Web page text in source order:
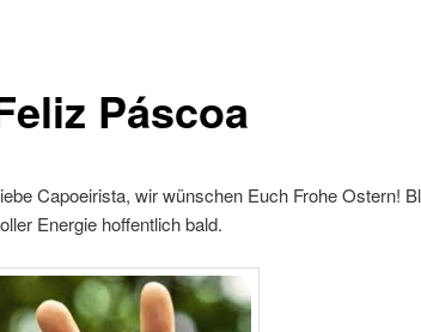
Páscoa
Capoeirista, wir wünschen Euch Frohe Ostern!
Energie hoffentlich bald.